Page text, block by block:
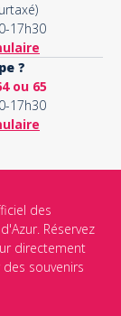
17h30
?
ou 65
17h30
des
Réservez
directement
souvenirs